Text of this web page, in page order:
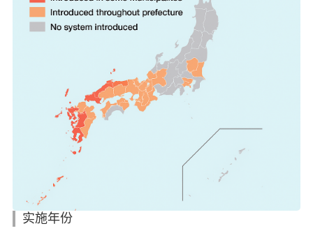
实施年份